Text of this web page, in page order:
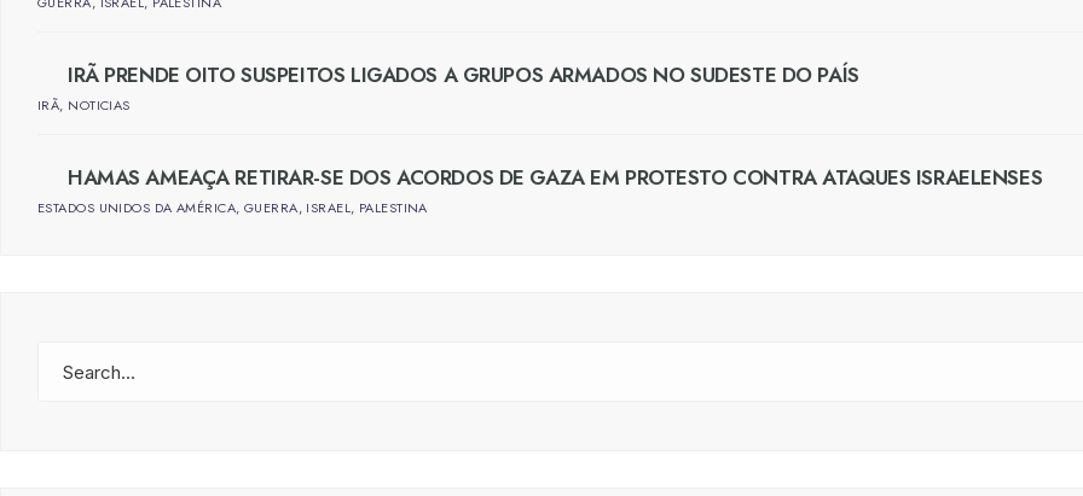
IRÃ PRENDE OITO SUSPEITOS LIGADOS A GRUPOS ARMADOS NO SUDESTE DO PAÍS
IRÃ, NOTICIAS
HAMAS AMEAÇA RETIRAR-SE DOS ACORDOS DE GAZA EM PROTESTO CONTRA ATAQUES ISRAELENSES
ESTADOS UNIDOS DA AMÉRICA, GUERRA, ISRAEL, PALESTINA